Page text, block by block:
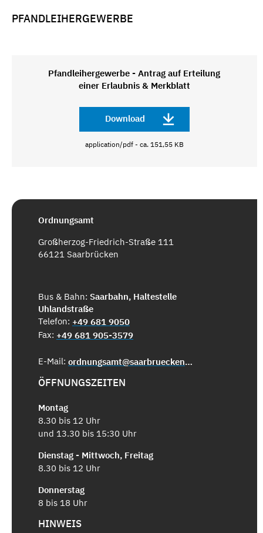
PFANDLEIHERGEWERBE
Pfandleihergewerbe - Antrag auf Erteilung
einer Erlaubnis & Merkblatt
Download
application/pdf - ca. 151,55 KB
Ordnungsamt
Großherzog-Friedrich-Straße 111
66121 Saarbrücken
Bus & Bahn: Saarbahn, Haltestelle
Uhlandstraße
Telefon: +49 681 9050
Fax: +49 681 905-3579
E-Mail: ordnungsamt@saarbruecken.de
ÖFFNUNGSZEITEN
Montag
8.30 bis 12 Uhr
und 13.30 bis 15:30 Uhr
Dienstag - Mittwoch, Freitag
8.30 bis 12 Uhr
Donnerstag
8 bis 18 Uhr
HINWEIS